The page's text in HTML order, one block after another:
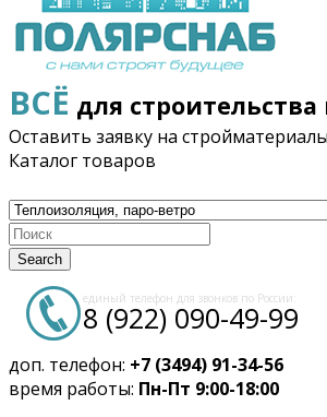
ВСЁ для
Оставить заявку на стройматериалы
Каталог товаров
Search
единый телефон для звонков по России:
8 (922) 090-49-99
доп. телефон: +7 (3494) 91-34-56
время работы: Пн-Пт 9:00-18:00